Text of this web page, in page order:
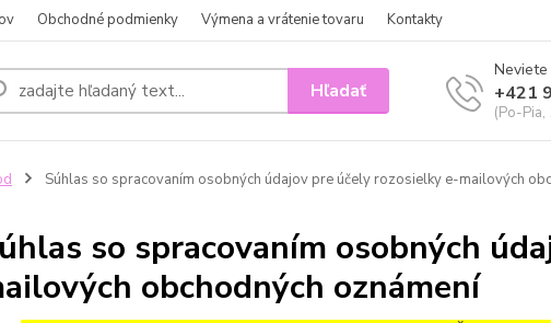
Obchodné podmienky Výmena a vrátenie tovaru Kontakty
Hľadať +421
(Po-
Súhlas so spracovaním osobných údajov pre účely rozosielky e-mailových
so spracovaním osobných
obchodných oznámení